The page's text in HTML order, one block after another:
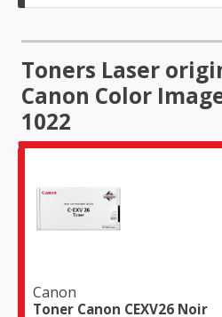
Toners Laser
Canon Color
1022
Canon
Toner Canon CEXV26 Noir